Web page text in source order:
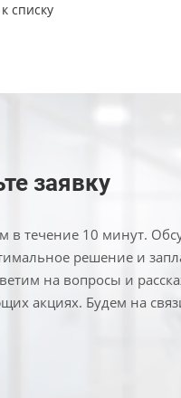
списку
заявку
в течение 10 минут.
решение и
на вопросы и
акциях. Будем на